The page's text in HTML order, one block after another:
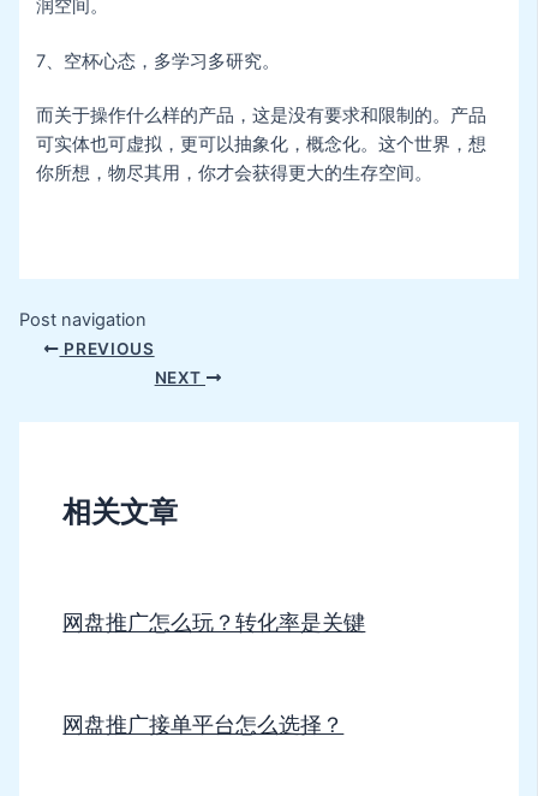
润空间。
7、空杯心态，多学习多研究。
而关于操作什么样的产品，这是没有要求和限制的。产品
可实体也可虚拟，更可以抽象化，概念化。这个世界，想
你所想，物尽其用，你才会获得更大的生存空间。
Post navigation
PREVIOUS
NEXT
相关文章
网盘推广怎么玩？转化率是关键
网盘推广接单平台怎么选择？